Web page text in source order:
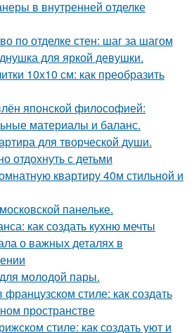
в внутренней отделке
по отделке стен: шаг за шагом
для яркой девушки.
10х10 см: как преобразить
японской философией:
материалы и баланс.
для творческой души.
отдохнуть с детьми
квартиру 40м стильной и
панельке.
как создать кухню мечты
о важных деталях в
молодой пары.
стиле: как создать
пространстве
стиле: как создать уют и